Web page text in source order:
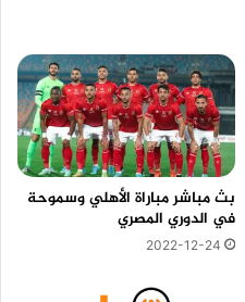
بث مباشر مباراة الأهلي وسموحة
في الدوري المصري
2022-12-24